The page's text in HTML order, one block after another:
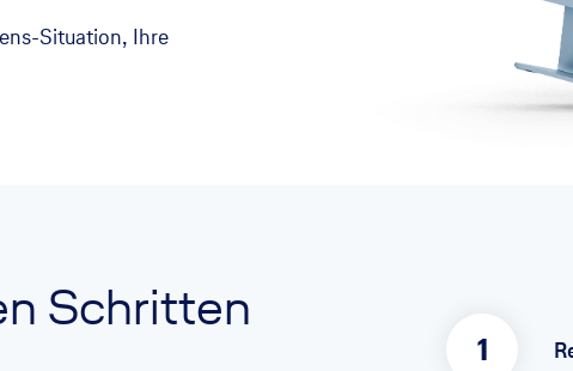
Situation, Ihre
Schritten
1